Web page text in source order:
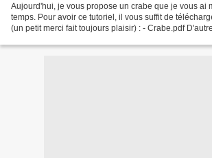
Aujourd'hui, je vous propose un crabe que je vous ai
temps. Pour avoir ce tutoriel, il vous suffit de
(un petit merci fait toujours plaisir) : - Crabe.pdf D'autres tutoriels de crochet